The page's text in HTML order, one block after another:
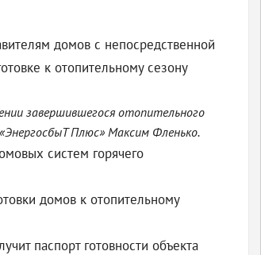
домов с непосредственной
к отопительному сезону
завершившегося отопительного
Плюс» Максим Фленько.
систем горячего
домов к отопительному
паспорт готовности объекта